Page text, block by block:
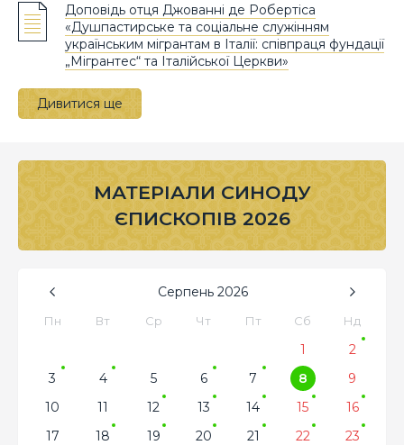
Доповідь отця Джованні де Робертіса
«Душпастирське та соціальне служінням
українським мігрантам в Італії: співпраця фундації
„Мігрантес“ та Італійської Церкви»
Дивитися ще
МАТЕРІАЛИ СИНОДУ
ЄПИСКОПІВ 2026
Серпень 2026
Пн Вт Ср Чт Пт Сб Нд
1
2
3
4 5 6 7 8
9
10
11 12 13 14 15
16
17
18 19 20 21 22
23